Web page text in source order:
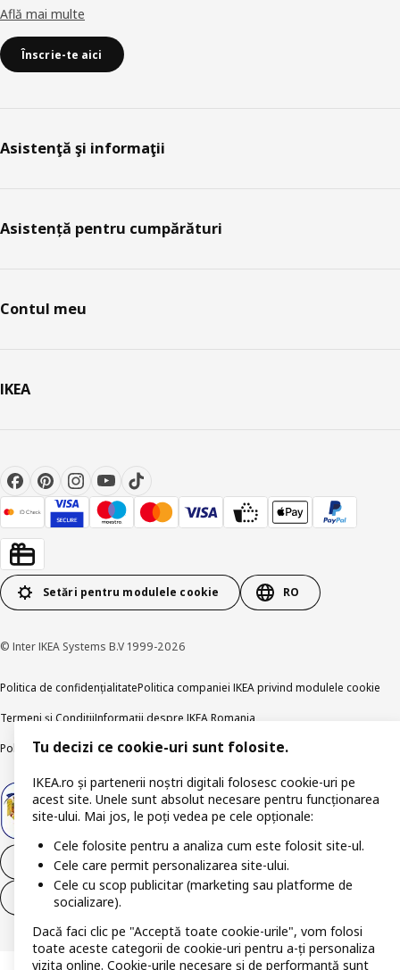
Află mai multe
Înscrie-te aici
Asistenţă şi informaţii
Asistență pentru cumpărături
Contul meu
IKEA
Setări pentru modulele cookie RO
© Inter IKEA Systems B.V 1999-2026
Politica de confidențialitatePolitica companiei IKEA privind modulele cookie
Termeni și CondițiiInformații despre IKEA Romania
Politica de publicare responsabilăAccesibilitatea digitală
Retrage-te din contract
Retrage-te din contract (servicii)
Tu decizi ce cookie-uri sunt folosite.
IKEA.ro și partenerii noștri digitali folosesc cookie-uri pe
acest site. Unele sunt absolut necesare pentru funcționarea
site-ului. Mai jos, le poți vedea pe cele opționale:
Cele folosite pentru a analiza cum este folosit site-ul.
Cele care permit personalizarea site-ului.
Cele cu scop publicitar (marketing sau platforme de
socializare).
Dacă faci clic pe "Acceptă toate cookie-urile", vom folosi
toate aceste categorii de cookie-uri pentru a-ți personaliza
vizita online. Cookie-urile necesare și de performanță sunt